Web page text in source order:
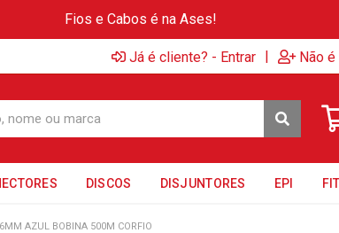
Fios e Cabos é na Ases!
Já é cliente? - Entrar | Não
DISCOS DISJUNTORES EPI
AZUL BOBINA 500M CORFIO